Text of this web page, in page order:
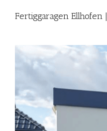
Fertiggaragen Ellhofen